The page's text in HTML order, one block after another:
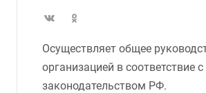
Осуществляет общее
организацией в соответствие с
законодательством РФ.